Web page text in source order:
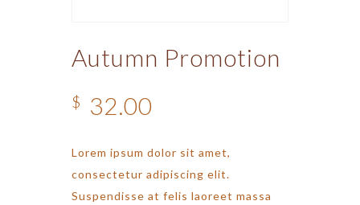
Autumn Promotion
$ 32.00
Lorem ipsum dolor sit amet,
consectetur adipiscing elit.
Suspendisse at felis laoreet massa